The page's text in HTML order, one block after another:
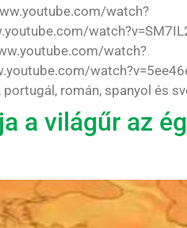
watch?
watch?
román, spanyol és
a világűr az